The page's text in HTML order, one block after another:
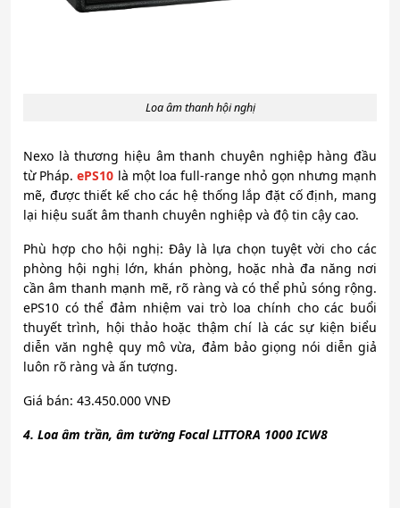
Loa âm thanh hội nghị
Nexo là thương hiệu âm thanh chuyên nghiệp hàng đầu
từ Pháp.ePS10 là một loa full-range nhỏ gọn nhưng mạnh
mẽ, được thiết kế cho các hệ thống lắp đặt cố định, mang
lại hiệu suất âm thanh chuyên nghiệp và độ tin cậy cao.
Phù hợp cho hội nghị: Đây là lựa chọn tuyệt vời cho các
phòng hội nghị lớn, khán phòng, hoặc nhà đa năng nơi
cần âm thanh mạnh mẽ, rõ ràng và có thể phủ sóng rộng.
ePS10 có thể đảm nhiệm vai trò loa chính cho các buổi
thuyết trình, hội thảo hoặc thậm chí là các sự kiện biểu
diễn văn nghệ quy mô vừa, đảm bảo giọng nói diễn giả
luôn rõ ràng và ấn tượng.
Giá bán: 43.450.000 VNĐ
4. Loa âm trần, âm tường Focal LITTORA 1000 ICW8